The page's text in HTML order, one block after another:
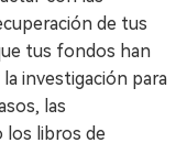
de tus
tus fondos han
investigación para
las
los libros de